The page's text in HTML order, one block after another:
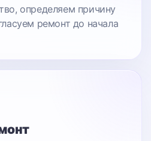
определяем причину
ремонт до начала